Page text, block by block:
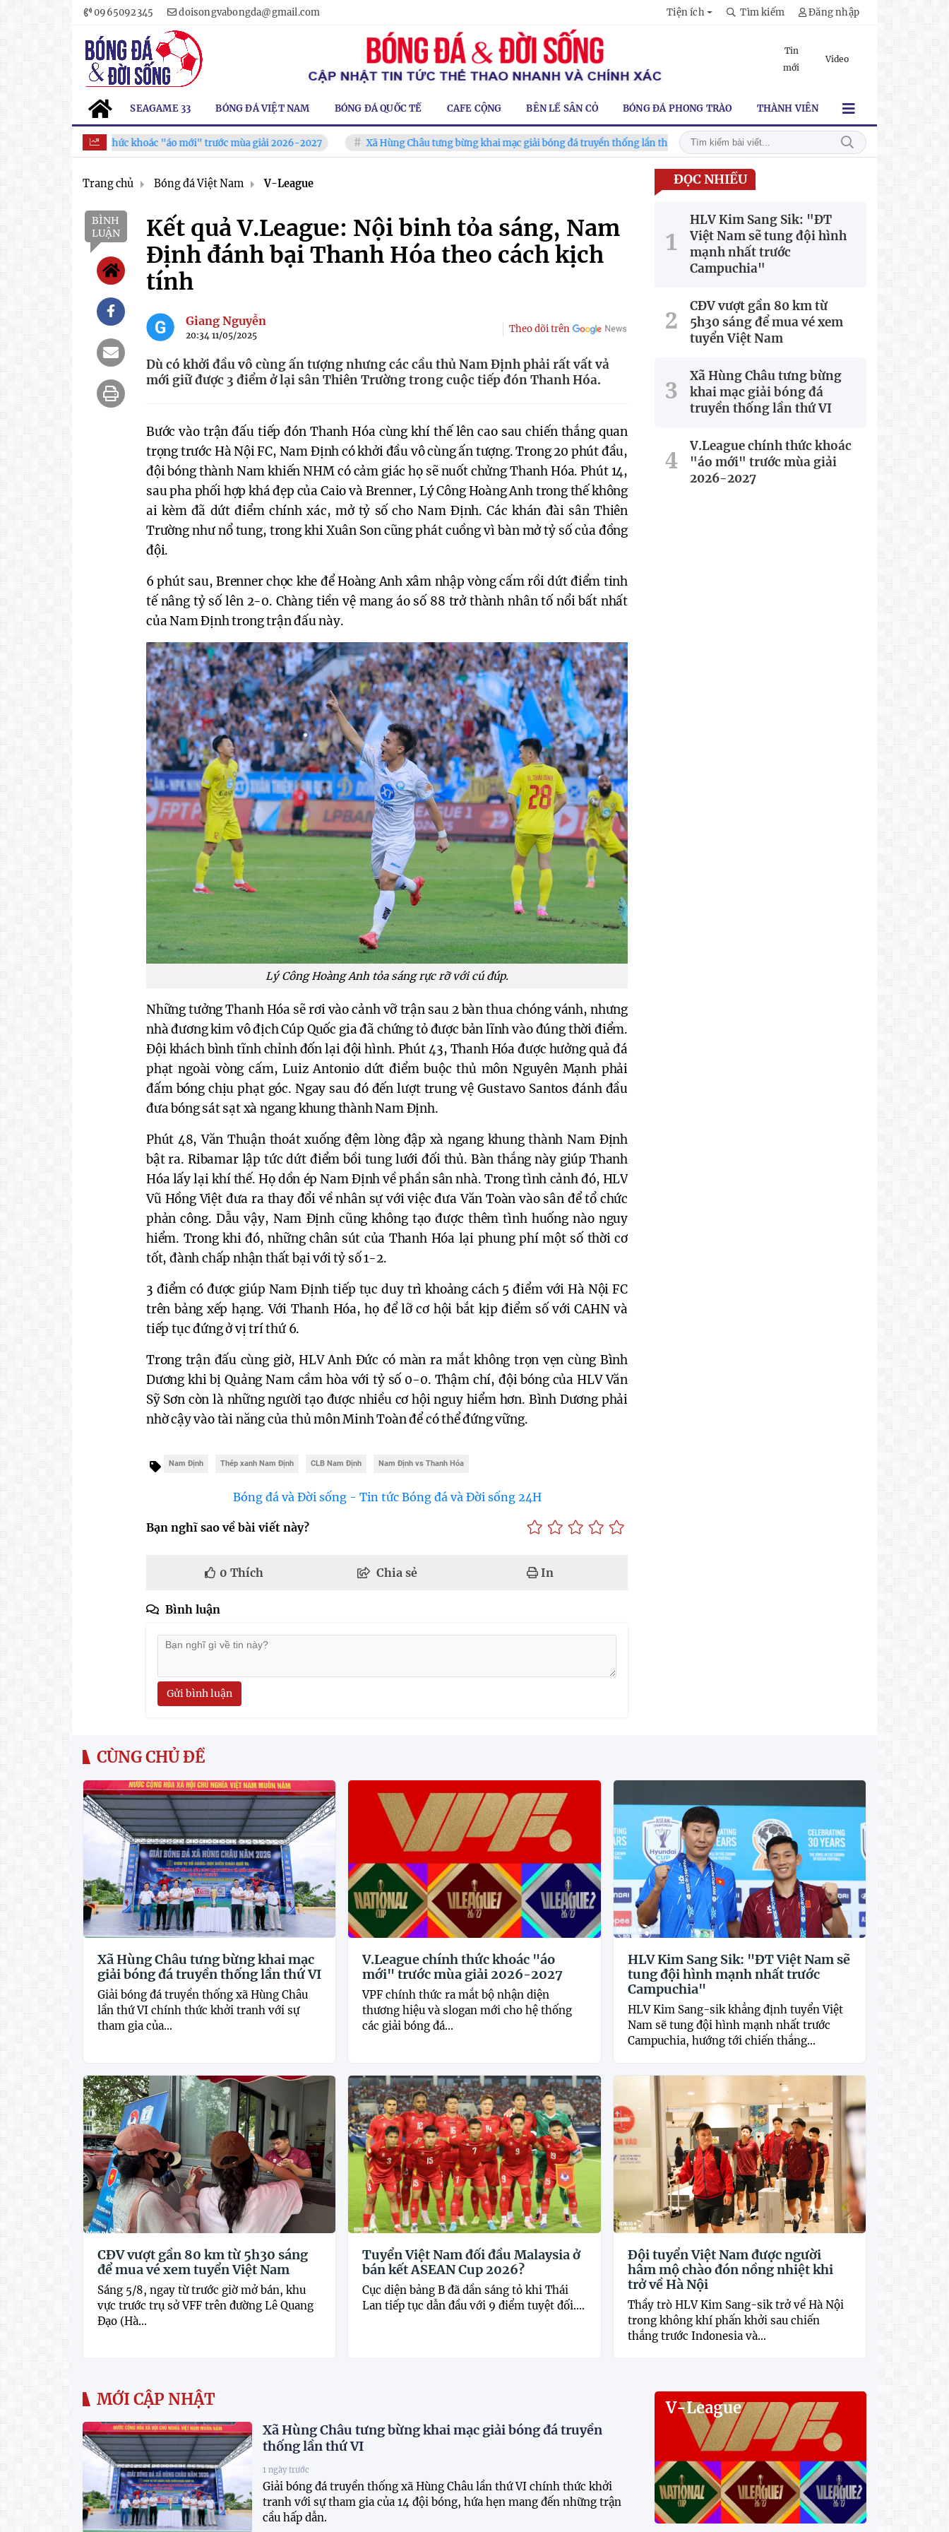
0965092345 doisongvabongda@gmail.com Tiện ích Tìm kiếm Đăng nhập
Tin
mới
Video
SEAGAME 33 BÓNG ĐÁ VIỆT NAM BÓNG ĐÁ QUỐC TẾ CAFE CỘNG BÊN LỀ SÂN CỎ BÓNG ĐÁ PHONG TRÀO THÀNH VIÊN
chính thức khoác "áo mới" trước mùa giải 2026-2027 Xã Hùng Châu tưng bừng khai mạc giải bóng đá truyền thống lần thứ VI HLV Kim Sang Sik: "ĐT Việt Nam sẽ tung đội hình mạnh
Trang chủ Bóng đá Việt Nam V-League
BÌNH
LUẬN
Kết quả V.League: Nội binh tỏa sáng, Nam
Định đánh bại Thanh Hóa theo cách kịch
tính
Giang Nguyễn
20:34 11/05/2025
Theo dõi trên
Dù có khởi đầu vô cùng ấn tượng nhưng các cầu thủ Nam Định phải rất vất vả
mới giữ được 3 điểm ở lại sân Thiên Trường trong cuộc tiếp đón Thanh Hóa.
Bước vào trận đấu tiếp đón Thanh Hóa cùng khí thế lên cao sau chiến thắng quan
trọng trước Hà Nội FC, Nam Định có khởi đầu vô cùng ấn tượng. Trong 20 phút đầu,
đội bóng thành Nam khiến NHM có cảm giác họ sẽ nuốt chửng Thanh Hóa. Phút 14,
sau pha phối hợp khá đẹp của Caio và Brenner, Lý Công Hoàng Anh trong thế không
ai kèm đã dứt điểm chính xác, mở tỷ số cho Nam Định. Các khán đài sân Thiên
Trường như nổ tung, trong khi Xuân Son cũng phát cuồng vì bàn mở tỷ số của đồng
đội.
6 phút sau, Brenner chọc khe để Hoàng Anh xâm nhập vòng cấm rồi dứt điểm tinh
tế nâng tỷ số lên 2-0. Chàng tiền vệ mang áo số 88 trở thành nhân tố nổi bất nhất
của Nam Định trong trận đấu này.
Lý Công Hoàng Anh tỏa sáng rực rỡ với cú đúp.
Những tưởng Thanh Hóa sẽ rơi vào cảnh vỡ trận sau 2 bàn thua chóng vánh, nhưng
nhà đương kim vô địch Cúp Quốc gia đã chứng tỏ được bản lĩnh vào đúng thời điểm.
Đội khách bình tĩnh chỉnh đốn lại đội hình. Phút 43, Thanh Hóa được hưởng quả đá
phạt ngoài vòng cấm, Luiz Antonio dứt điểm buộc thủ môn Nguyên Mạnh phải
đấm bóng chịu phạt góc. Ngay sau đó đến lượt trung vệ Gustavo Santos đánh đầu
đưa bóng sát sạt xà ngang khung thành Nam Định.
Phút 48, Văn Thuận thoát xuống đệm lòng đập xà ngang khung thành Nam Định
bật ra. Ribamar lập tức dứt điểm bồi tung lưới đối thủ. Bàn thắng này giúp Thanh
Hóa lấy lại khí thế. Họ dồn ép Nam Định về phần sân nhà. Trong tình cảnh đó, HLV
Vũ Hồng Việt đưa ra thay đổi về nhân sự với việc đưa Văn Toàn vào sân để tổ chức
phản công. Dẫu vậy, Nam Định cũng không tạo được thêm tình huống nào nguy
hiểm. Trong khi đó, những chân sút của Thanh Hóa lại phung phí một số thời cơ
tốt, đành chấp nhận thất bại với tỷ số 1-2.
3 điểm có được giúp Nam Định tiếp tục duy trì khoảng cách 5 điểm với Hà Nội FC
trên bảng xếp hạng. Với Thanh Hóa, họ để lỡ cơ hội bắt kịp điểm số với CAHN và
tiếp tục đứng ở vị trí thứ 6.
Trong trận đấu cùng giờ, HLV Anh Đức có màn ra mắt không trọn vẹn cùng Bình
Dương khi bị Quảng Nam cầm hòa với tỷ số 0-0. Thậm chí, đội bóng của HLV Văn
Sỹ Sơn còn là những người tạo được nhiều cơ hội nguy hiểm hơn. Bình Dương phải
nhờ cậy vào tài năng của thủ môn Minh Toàn để có thể đứng vững.
Nam Định Thép xanh Nam Định CLB Nam Định Nam Định vs Thanh Hóa
Bóng đá và Đời sống - Tin tức Bóng đá và Đời sống 24H
Bạn nghĩ sao về bài viết này?
0 Thích Chia sẻ In
Bình luận
Gửi bình luận
ĐỌC NHIỀU
HLV Kim Sang Sik: "ĐT
Việt Nam sẽ tung đội hình
mạnh nhất trước
Campuchia"
CĐV vượt gần 80 km từ
5h30 sáng để mua vé xem
tuyển Việt Nam
Xã Hùng Châu tưng bừng
khai mạc giải bóng đá
truyền thống lần thứ VI
V.League chính thức khoác
"áo mới" trước mùa giải
2026-2027
CÙNG CHỦ ĐỀ
Xã Hùng Châu tưng bừng khai mạc
giải bóng đá truyền thống lần thứ VI
Giải bóng đá truyền thống xã Hùng Châu
lần thứ VI chính thức khởi tranh với sự
tham gia của...
V.League chính thức khoác "áo
mới" trước mùa giải 2026-2027
VPF chính thức ra mắt bộ nhận diện
thương hiệu và slogan mới cho hệ thống
các giải bóng đá...
HLV Kim Sang Sik: "ĐT Việt Nam sẽ
tung đội hình mạnh nhất trước
Campuchia"
HLV Kim Sang-sik khẳng định tuyển Việt
Nam sẽ tung đội hình mạnh nhất trước
Campuchia, hướng tới chiến thắng...
CĐV vượt gần 80 km từ 5h30 sáng
để mua vé xem tuyển Việt Nam
Sáng 5/8, ngay từ trước giờ mở bán, khu
vực trước trụ sở VFF trên đường Lê Quang
Đạo (Hà...
Tuyển Việt Nam đối đầu Malaysia ở
bán kết ASEAN Cup 2026?
Cục diện bảng B đã dần sáng tỏ khi Thái
Lan tiếp tục dẫn đầu với 9 điểm tuyệt đối....
Đội tuyển Việt Nam được người
hâm mộ chào đón nồng nhiệt khi
trở về Hà Nội
Thầy trò HLV Kim Sang-sik trở về Hà Nội
trong không khí phấn khởi sau chiến
thắng trước Indonesia và...
MỚI CẬP NHẬT
Xã Hùng Châu tưng bừng khai mạc giải bóng đá truyền
thống lần thứ VI
Giải bóng đá truyền thống xã Hùng Châu lần thứ VI chính thức khởi
tranh với sự tham gia của 14 đội bóng, hứa hẹn mang đến những trận
cầu hấp dẫn.
1 ngày trước
V-League